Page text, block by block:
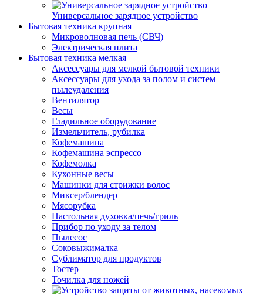
Универсальное зарядное устройство
Бытовая техника крупная
Микроволновая печь (СВЧ)
Электрическая плита
Бытовая техника мелкая
Аксессуары для мелкой бытовой техники
Аксессуары для ухода за полом и систем
пылеудаления
Вентилятор
Весы
Гладильное оборудование
Измельчитель, рубилка
Кофемашина
Кофемашина эспрессо
Кофемолка
Кухонные весы
Машинки для стрижки волос
Миксер/блендер
Мясорубка
Настольная духовка/печь/гриль
Прибор по уходу за телом
Пылесос
Соковыжималка
Сублиматор для продуктов
Тостер
Точилка для ножей